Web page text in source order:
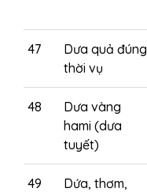
47
Dưa quả đúng
thời vụ
48
Dưa vàng
hami (dưa
tuyết)
49
Dứa, thơm,